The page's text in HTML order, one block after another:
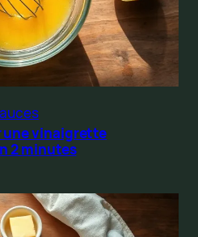
vinaigrette
2 minutes